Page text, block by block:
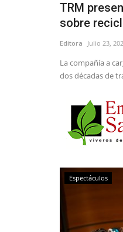
TRM
sobre
Editora Julio 23,
La compañía a
dos décadas de
Espectáculos